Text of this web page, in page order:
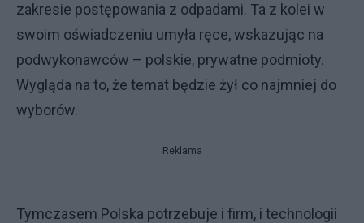
zakresie postępowania z odpadami. Ta z kolei w
swoim oświadczeniu umyła ręce, wskazując na
podwykonawców – polskie, prywatne podmioty.
Wygląda na to, że temat będzie żył co najmniej do
wyborów.
Reklama
Tymczasem Polska potrzebuje i firm, i technologii